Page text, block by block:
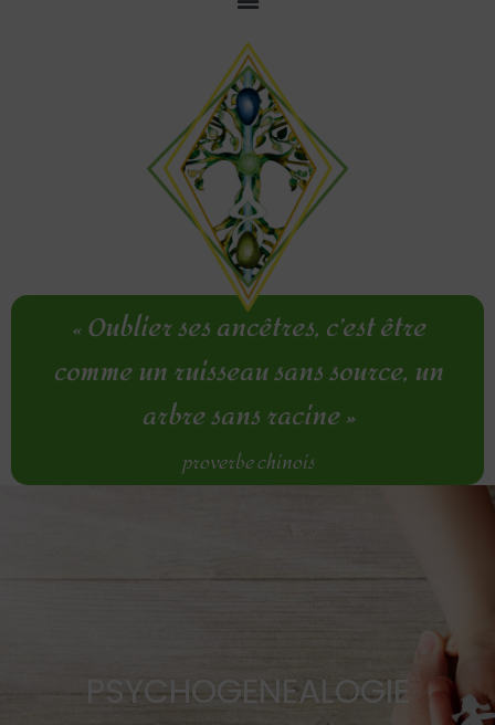
«Oublier ses ancêtres, c’est être
comme un ruisseau sans source, un
arbre sans racine »
proverbe chinois
PSYCHOGENEALOGIE